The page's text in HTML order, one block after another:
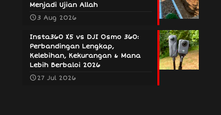
Menjadi Ujian Allah
3 Aug 2026
Insta360 X5 vs DJI Osmo 360:
Perbandingan Lengkap,
Kelebihan, Kekurangan & Mana
Lebih Berbaloi 2026
27 Jul 2026